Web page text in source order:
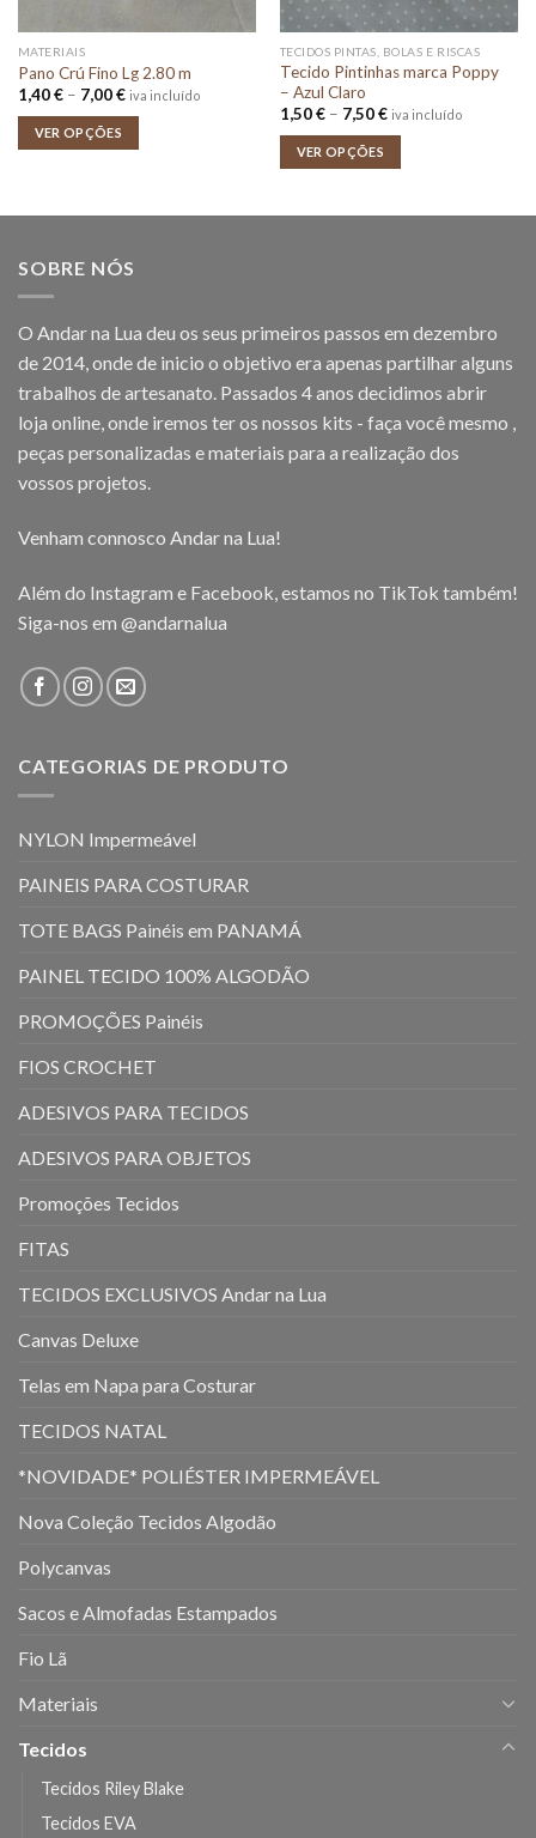
MATERIAIS
Pano Crú Fino Lg 2.80 m
1,40€ – 7,00€Price
7,00 €
iva incluído
VER OPÇÕES
TECIDOS PINTAS, BOLAS E RISCAS
Tecido Pintinhas marca Poppy
– Azul Claro
1,50€ – 7,50€Price
7,50 €
iva incluído
VER OPÇÕES
SOBRE NÓS
O Andar na Lua deu os seus primeiros passos em dezembro
de 2014, onde de inicio o objetivo era apenas partilhar alguns
trabalhos de artesanato. Passados 4 anos decidimos abrir
loja online, onde iremos ter os nossos kits - faça você mesmo ,
peças personalizadas e materiais para a realização dos
vossos projetos.
Venham connosco Andar na Lua!
Além do Instagram e Facebook, estamos no TikTok também!
Siga-nos em @andarnalua
CATEGORIAS DE PRODUTO
NYLON Impermeável
PAINEIS PARA COSTURAR
TOTE BAGS Painéis em PANAMÁ
PAINEL TECIDO 100% ALGODÃO
PROMOÇÕES Painéis
FIOS CROCHET
ADESIVOS PARA TECIDOS
ADESIVOS PARA OBJETOS
Promoções Tecidos
FITAS
TECIDOS EXCLUSIVOS Andar na Lua
Canvas Deluxe
Telas em Napa para Costurar
TECIDOS NATAL
*NOVIDADE* POLIÉSTER IMPERMEÁVEL
Nova Coleção Tecidos Algodão
Polycanvas
Sacos e Almofadas Estampados
Fio Lã
Materiais
Tecidos
Tecidos Riley Blake
Tecidos EVA